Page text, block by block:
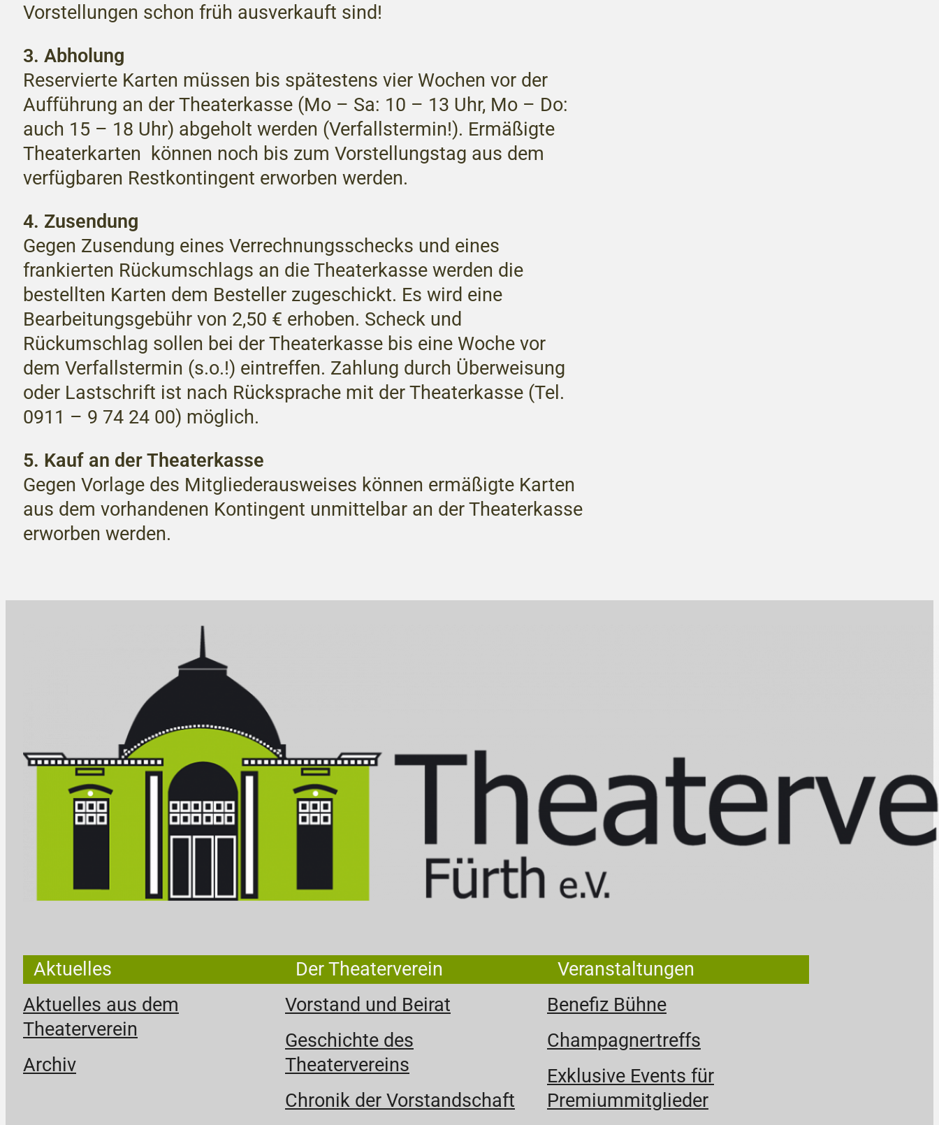
Vorstellungen schon früh ausverkauft sind!
3. Abholung
Reservierte Karten müssen bis spätestens vier Wochen vor der
Aufführung an der Theaterkasse (Mo – Sa: 10 – 13 Uhr, Mo – Do:
auch 15 – 18 Uhr) abgeholt werden (Verfallstermin!). Ermäßigte
Theaterkarten können noch bis zum Vorstellungstag aus dem
verfügbaren Restkontingent erworben werden.
4. Zusendung
Gegen Zusendung eines Verrechnungsschecks und eines
frankierten Rückumschlags an die Theaterkasse werden die
bestellten Karten dem Besteller zugeschickt. Es wird eine
Bearbeitungsgebühr von 2,50 € erhoben. Scheck und
Rückumschlag sollen bei der Theaterkasse bis eine Woche vor
dem Verfallstermin (s.o.!) eintreffen. Zahlung durch Überweisung
oder Lastschrift ist nach Rücksprache mit der Theaterkasse (Tel.
0911 – 9 74 24 00) möglich.
5. Kauf an der Theaterkasse
Gegen Vorlage des Mitgliederausweises können ermäßigte Karten
aus dem vorhandenen Kontingent unmittelbar an der Theaterkasse
erworben werden.
Aktuelles
Aktuelles aus dem
Theaterverein
Archiv
Der Theaterverein
Vorstand und Beirat
Geschichte des
Theatervereins
Chronik der Vorstandschaft
Veranstaltungen
Benefiz Bühne
Champagnertreffs
Exklusive Events für
Premiummitglieder